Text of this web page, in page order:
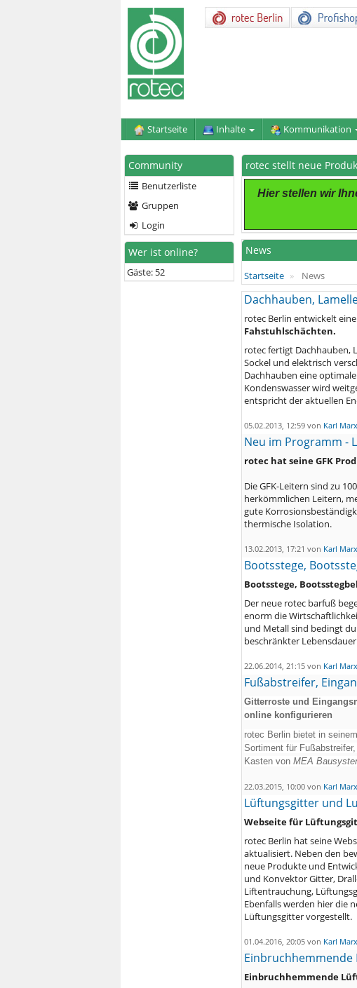
Startseite Inhalte Kommunikation
Community
Benutzerliste
Gruppen
Login
Wer ist online?
Gäste: 52
rotec stellt neue
Hier stellen wir
News
Startseite News
Dachhauben,
rotec Berlin entwickelt
Fahstuhlschächten.
rotec fertigt Dachhauben,
Sockel und elektrisch
Dachhauben eine
Kondenswasser wird
entspricht der aktuellen
05.02.2013, 12:59 von Karl Marx
Neu im Programm -
rotec hat seine GFK
Die GFK-Leitern sind zu
herkömmlichen Leitern,
gute
thermische Isolation.
13.02.2013, 17:21 von Karl Marx
Bootsstege,
Bootsstege,
Der neue rotec barfuß
enorm die
und Metall sind bedingt
beschränkter
22.06.2014, 21:15 von Karl Marx
Fußabstreifer,
Gitterroste und
online konfigurieren
rotec Berlin bietet in
Sortiment für
Kasten von MEA
22.03.2015, 10:00 von Karl Marx
Lüftungsgitter und
Webseite für
rotec Berlin hat seine
aktualisiert. Neben den
neue Produkte und
und Konvektor Gitter,
Liftentrauchung,
Ebenfalls werden hier die
Lüftungsgitter vorgestellt.
01.04.2016, 20:05 von Karl Marx
Einbruchhemmende